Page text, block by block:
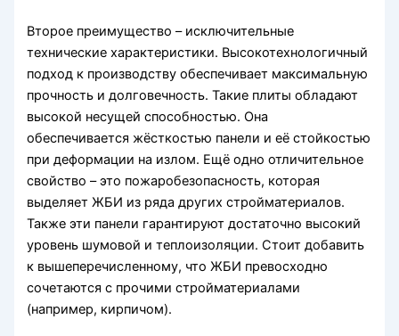
Второе преимущество – исключительные
технические характеристики. Высокотехнологичный
подход к производству обеспечивает максимальную
прочность и долговечность. Такие плиты обладают
высокой несущей способностью. Она
обеспечивается жёсткостью панели и её стойкостью
при деформации на излом. Ещё одно отличительное
свойство – это пожаробезопасность, которая
выделяет ЖБИ из ряда других стройматериалов.
Также эти панели гарантируют достаточно высокий
уровень шумовой и теплоизоляции. Стоит добавить
к вышеперечисленному, что ЖБИ превосходно
сочетаются с прочими стройматериалами
(например, кирпичом).